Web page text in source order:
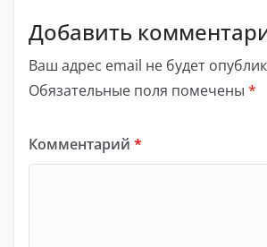
Добавить
Ваш адрес email не будет
Обязательные поля помечены *
Комментарий *